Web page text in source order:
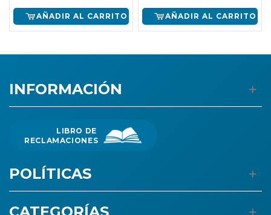
AÑADIR AL CARRITO AÑADIR AL CARRITO
INFORMACIÓN
LIBRO DE
RECLAMACIONES
POLÍTICAS